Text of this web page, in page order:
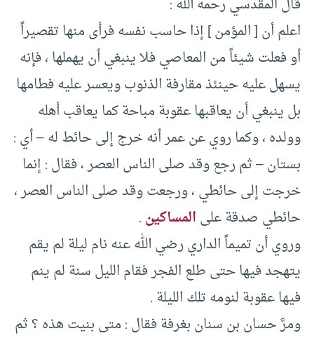
اعلم أن [ المؤمن ] إذا حاسب نفسه فرأى منها تقصيراً
أو فعلت شيئاً من المعاصي فلا ينبغي أن يهملها ، فإنه
يسهل عليه حينئذ مقارفة الذنوب ويعسر عليه فطامها
بل ينبغي أن يعاقبها عقوبة مباحة كما يعاقب أهله
وولده ، وكما روي عن عمر أنه خرج إلى حائط له – أي :
بستان – ثم رجع وقد صلى الناس العصر ، فقال : إنما
خرجت إلى حائطي ، ورجعت وقد صلى الناس العصر ،
حائطي صدقة علىالمساكين.
وروي أن تميماً الداري رضي الله عنه نام ليلة لم يقم
يتهجد فيها حتى طلع الفجر فقام الليل سنة لم ينم
فيها عقوبة لنومه تلك الليلة .
ومرَّ حسان بن سنان بغرفة فقال : متى بنيت هذه ؟ ثم